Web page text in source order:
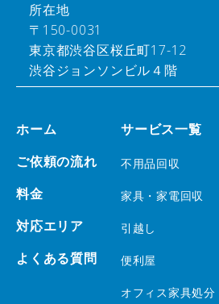
所在地
〒150-0031
東京都渋谷区桜丘町17-12
渋谷ジョンソンビル４階
ホーム
ご依頼の流れ
料金
対応エリア
よくある質問
サービス一覧
不用品回収
家具・家電回収
引越し
便利屋
オフィス家具処分